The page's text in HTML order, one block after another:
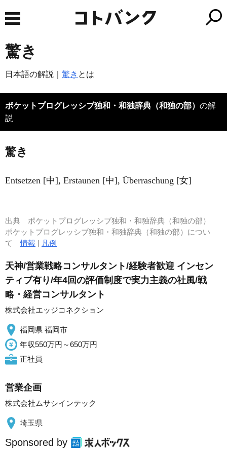
驚き
日本語の解説｜ 驚き とは
ポケットプログレッシブ独和・和独辞典（和独の部） の解
説
驚き
Entsetzen [中], Erstaunen [中], Überraschung [女]
出典 ポケットプログレッシブ独和・和独辞典（和独の部）
ポケットプログレッシブ独和・和独辞典（和独の部）につい
て情報 | 凡例
天神/営業戦略コンサルタント/経験者歓迎 インセン
ティブ有り/年4回の評価制度で実力主義の社風/戦
略・経営コンサルタント
株式会社エッジコネクション
福岡県 福岡市
年収550万円～650万円
正社員
営業企画
株式会社ムサシインテック
埼玉県
Sponsored by